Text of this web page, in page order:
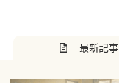
最新記事